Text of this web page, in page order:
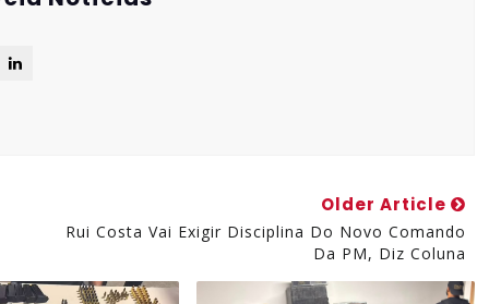
Older Article
Rui Costa Vai Exigir Disciplina Do Novo Comando
Da PM, Diz Coluna